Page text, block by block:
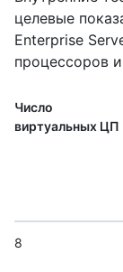
целевые
Enterprise
процессоров
Число
виртуальных ЦП
8